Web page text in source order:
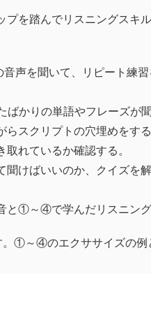
を踏んでリスニングスキ
声を聞いて、リピート練
かりの単語やフレーズが
スクリプトの穴埋めをす
れているか確認する。
けばいいのか、クイズを
①～④で学んだリスニング
①～④のエクササイズの例